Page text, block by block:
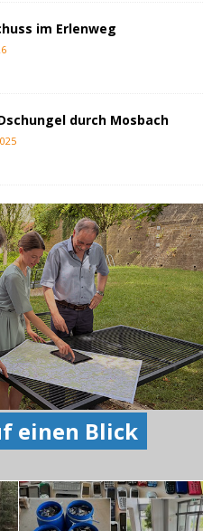
im Erlenweg
durch Mosbach
einen Blick